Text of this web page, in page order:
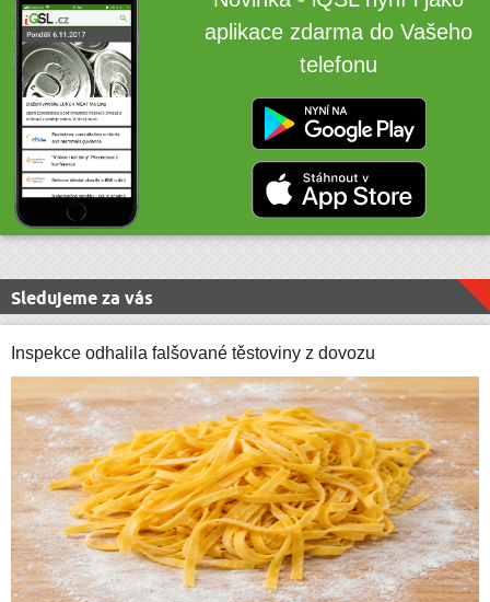
aplikace zdarma do Vašeho
telefonu
Sledujeme za vás
Inspekce odhalila falšované těstoviny z dovozu